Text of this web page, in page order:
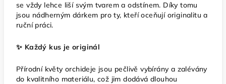
se vždy lehce liší svým tvarem a odstínem. Díky tomu
jsou nádherným dárkem pro ty, kteří oceňují originalitu a
ruční práci.
✨ Každý kus je originál
Přírodní květy orchideje jsou pečlivě vybírány a zalévány
do kvalitního materiálu, což jim dodává dlouhou